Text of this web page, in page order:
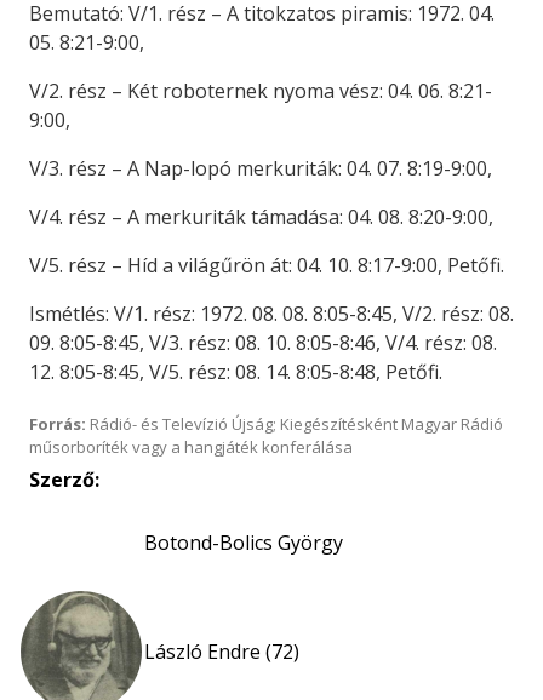
Bemutató: V/1. rész – A titokzatos piramis: 1972. 04.
05. 8:21-9:00,
V/2. rész – Két roboternek nyoma vész: 04. 06. 8:21-
9:00,
V/3. rész – A Nap-lopó merkuriták: 04. 07. 8:19-9:00,
V/4. rész – A merkuriták támadása: 04. 08. 8:20-9:00,
V/5. rész – Híd a világűrön át: 04. 10. 8:17-9:00, Petőfi.
Ismétlés: V/1. rész: 1972. 08. 08. 8:05-8:45, V/2. rész: 08.
09. 8:05-8:45, V/3. rész: 08. 10. 8:05-8:46, V/4. rész: 08.
12. 8:05-8:45, V/5. rész: 08. 14. 8:05-8:48, Petőfi.
Forrás: Rádió- és Televízió Újság; Kiegészítésként Magyar Rádió
műsorboríték vagy a hangjáték konferálása
Szerző:
Botond-Bolics György
László Endre (72)